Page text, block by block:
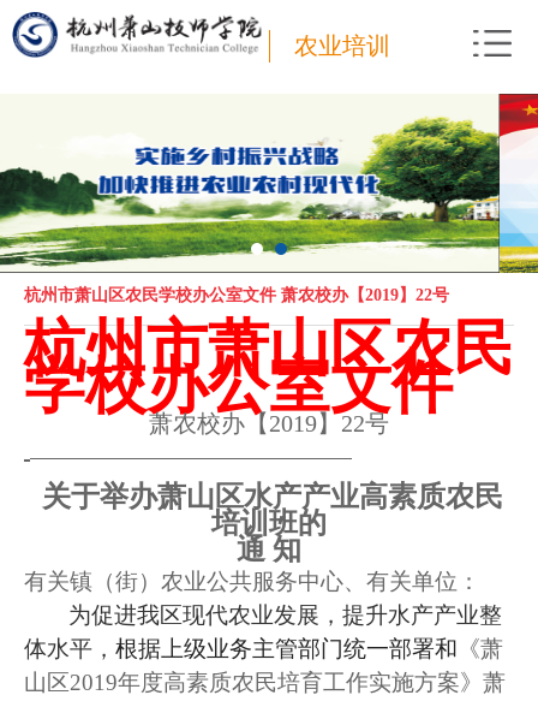
农业培训
杭州市萧山区农民学校办公室文件 萧农校办【2019】22号
杭州市萧山区农民
学校办公室文件
萧农校办【2019】22号
关于举办萧山区水产产业高素质农民
培训班的
通 知
有关镇（街）农业公共服务中心、有关单位：
为促进我区现代农业发展，提升水产产业整
体水平， 根据上级业务主管部门统一部署和 《萧
山区2019年度高素质农民培育工作实施方案》 萧